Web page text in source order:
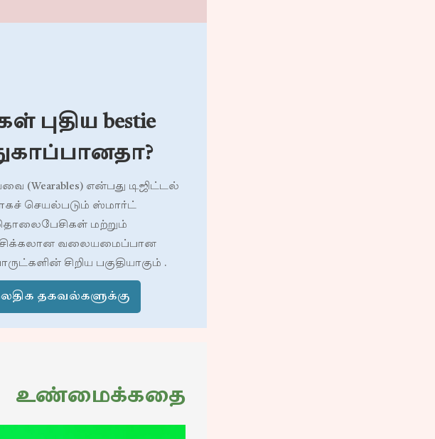
புதிய bestie
(Wearables) என்பது டிஜிட்டல்
செயல்படும் ஸ்மார்ட்
மற்றும்
சிக்கலான வலையமைப்பான
சிறிய பகுதியாகும் .
தகவல்களுக்கு
உண்மைக்கதை